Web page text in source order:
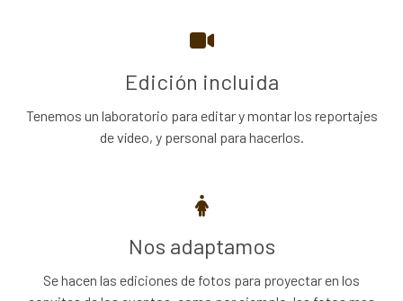
Edición incluida
Tenemos un laboratorio para editar y montar los reportajes
de vídeo, y personal para hacerlos.
Nos adaptamos
Se hacen las ediciones de fotos para proyectar en los